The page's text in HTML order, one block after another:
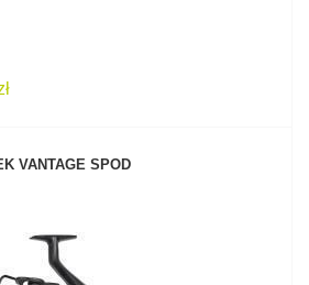
VANTAGE SPOD
ZOBACZ PRODUKT